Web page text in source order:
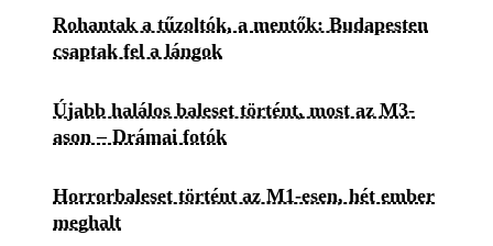
Rohantak a tűzoltók, a mentők: Budapesten
csaptak fel a lángok
Újabb halálos baleset történt, most az M3-
ason – Drámai fotók
Horrorbaleset történt az M1-esen, hét ember
meghalt